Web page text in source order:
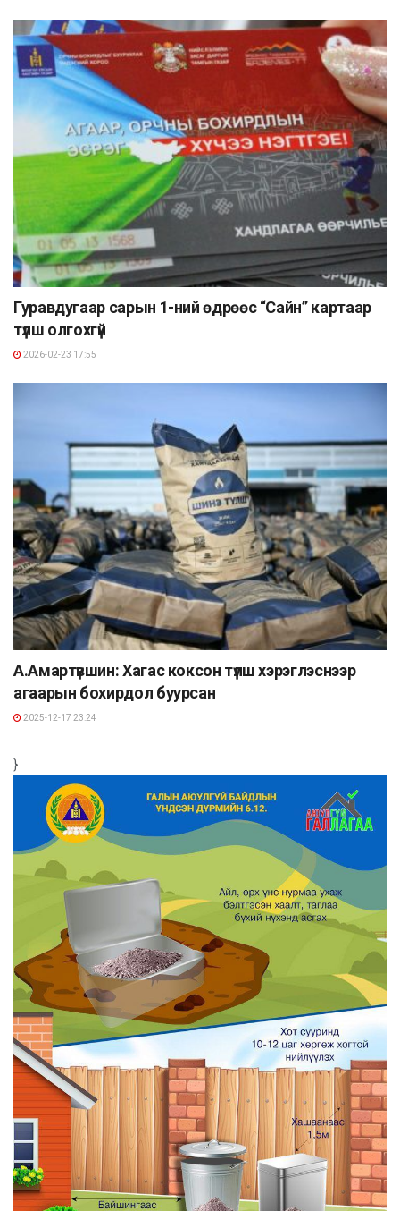
Гуравдугаар сарын 1-ний өдрөөс “Сайн” картаар
түлш олгохгүй
2026-02-23 17:55
А.Амартүвшин: Хагас коксон түлш хэрэглэснээр
агаарын бохирдол буурсан
2025-12-17 23:24
}